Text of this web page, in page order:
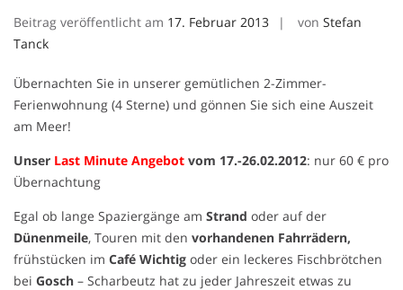
Beitrag veröffentlicht am 17. Februar 2013 von Stefan
Tanck
Übernachten Sie in unserer gemütlichen 2-Zimmer-
Ferienwohnung (4 Sterne) und gönnen Sie sich eine Auszeit
am Meer!
Unser Last Minute Angebot vom 17.-26.02.2012: nur 60 € pro
Übernachtung
Egal ob lange Spaziergänge am Strand oder auf der
Dünenmeile, Touren mit den vorhandenen Fahrrädern,
frühstücken im Café Wichtig oder ein leckeres Fischbrötchen
bei Gosch – Scharbeutz hat zu jeder Jahreszeit etwas zu